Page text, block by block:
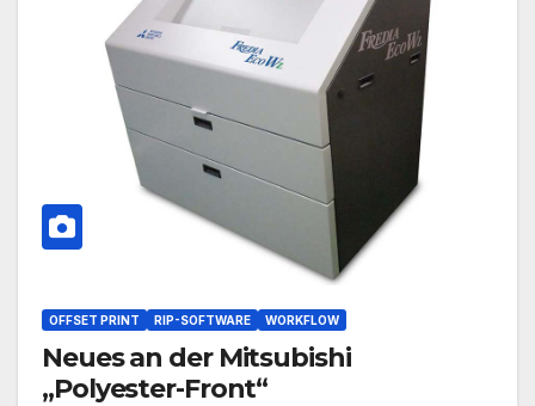
OFFSET PRINT RIP-SOFTWARE WORKFLOW
Neues an der Mitsubishi
„Polyester-Front“